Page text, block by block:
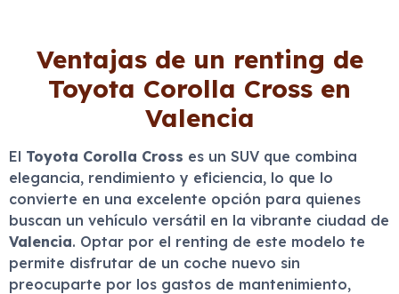
Ventajas de un renting de
Toyota Corolla Cross en
Valencia
El Toyota Corolla Cross es un SUV que combina
elegancia, rendimiento y eficiencia, lo que lo
convierte en una excelente opción para quienes
buscan un vehículo versátil en la vibrante ciudad de
Valencia. Optar por el renting de este modelo te
permite disfrutar de un coche nuevo sin
preocuparte por los gastos de mantenimiento,